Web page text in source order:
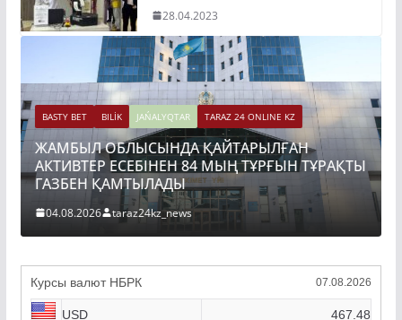
28.04.2023
BASTY BET BILİK JAŃALYQTAR TARAZ 24 ONLINE KZ
ЖАМБЫЛ ОБЛЫСЫНДА ҚАЙТАРЫЛҒАН
АКТИВТЕР ЕСЕБІНЕН 84 МЫҢ ТҰРҒЫН ТҰРАҚТЫ
ГАЗБЕН ҚАМТЫЛАДЫ
04.08.2026 taraz24kz_news
Курсы валют НБРК 07.08.2026